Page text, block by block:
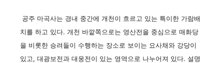
공주 마곡사는 경내 중간에 개천이 흐르고 있는 특이한 가람배
치를 하고 있다. 개천 바깥쪽으로는 영산전을 중심으로 매화당
을 비롯한 승려들이 수행하는 장소로 보이는 요사채와 강당이
있고, 대광보전과 대웅전이 있는 영역으로 나누어져 있다. 설명